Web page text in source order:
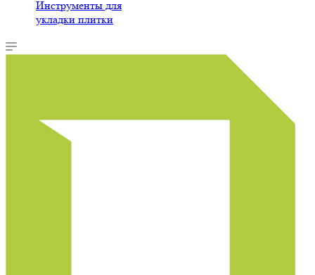
Инструменты для
укладки плитки